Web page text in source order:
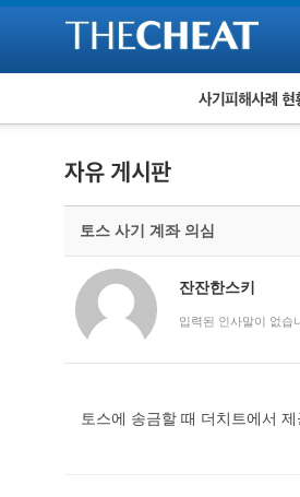
피해사례 현황
보이스피싱 피해
유해사이트 목록
비공개 피해사례
토스 사기 계좌 의심
잔잔한스키
입력된 인사말이 없습
토스에 송금할 때 더치트에서